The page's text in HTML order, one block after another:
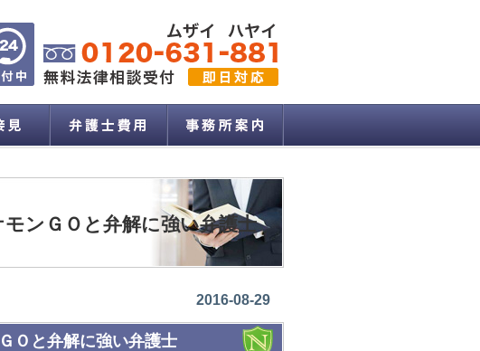
ンＧＯと弁解に強い弁護士
2016-08-29
Ｏと弁解に強い弁護士